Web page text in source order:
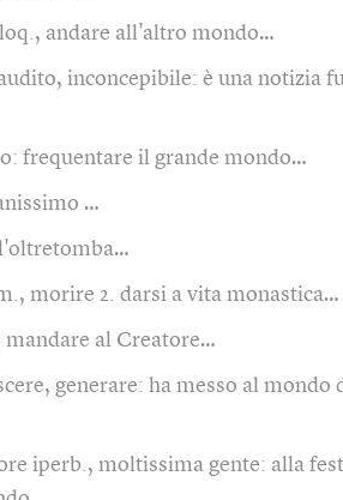
andare all'altro mondo…
inconcepibile: è una notizia
frequentare il grande mondo…
…
morire 2. darsi a vita monastica…
mandare al Creatore…
generare: ha messo al mondo
iperb., moltissima gente: alla